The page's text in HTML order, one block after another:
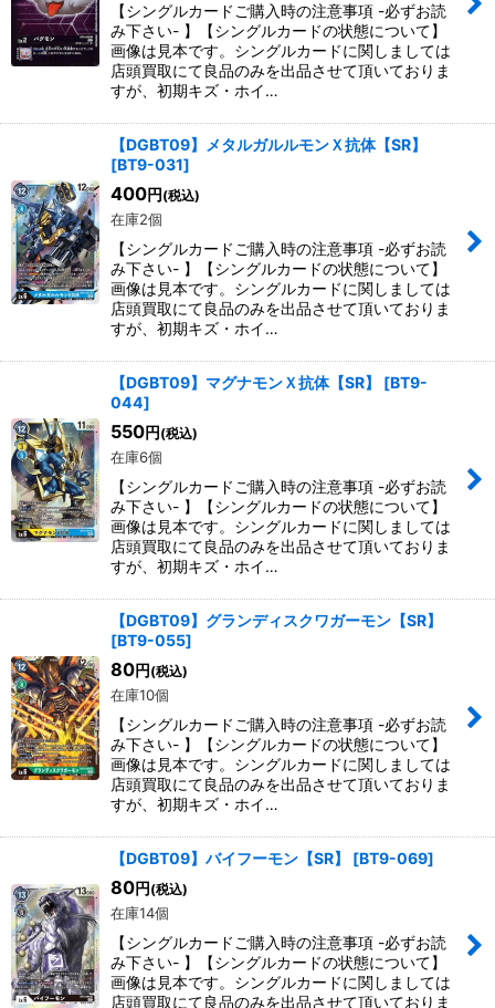
【シングルカードご購入時の注意事項 -必ずお読
み下さい- 】【シングルカードの状態について】
画像は見本です。シングルカードに関しましては
店頭買取にて良品のみを出品させて頂いておりま
すが、初期キズ・ホイ…
【DGBT09】メタルガルルモンＸ抗体【SR】
[BT9-031]
400円 (税込)
在庫2個
【シングルカードご購入時の注意事項 -必ずお読
み下さい- 】【シングルカードの状態について】
画像は見本です。シングルカードに関しましては
店頭買取にて良品のみを出品させて頂いておりま
すが、初期キズ・ホイ…
【DGBT09】マグナモンＸ抗体【SR】 [BT9-
044]
550円 (税込)
在庫6個
【シングルカードご購入時の注意事項 -必ずお読
み下さい- 】【シングルカードの状態について】
画像は見本です。シングルカードに関しましては
店頭買取にて良品のみを出品させて頂いておりま
すが、初期キズ・ホイ…
【DGBT09】グランディスクワガーモン【SR】
[BT9-055]
80円 (税込)
在庫10個
【シングルカードご購入時の注意事項 -必ずお読
み下さい- 】【シングルカードの状態について】
画像は見本です。シングルカードに関しましては
店頭買取にて良品のみを出品させて頂いておりま
すが、初期キズ・ホイ…
【DGBT09】バイフーモン【SR】 [BT9-069]
80円 (税込)
在庫14個
【シングルカードご購入時の注意事項 -必ずお読
み下さい- 】【シングルカードの状態について】
画像は見本です。シングルカードに関しましては
店頭買取にて良品のみを出品させて頂いておりま